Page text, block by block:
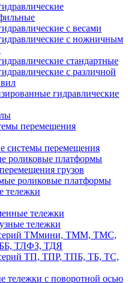
с весами
с ножничным
стандартные
с различной
гидравлические
перемещения
системы перемещения
роликовые платформы
грузов
роликовые платформы
тележки
тележки
тележки
ТМмини, ТММ, ТМС,
ТЛФЗ, ТДЯ
ТП, ТПР, ТПБ, ТБ, ТС,
тележки с поворотной осью